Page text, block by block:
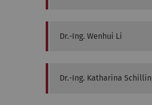
Dr.-Ing. Wenhui Li
Dr.-Ing. Katharina